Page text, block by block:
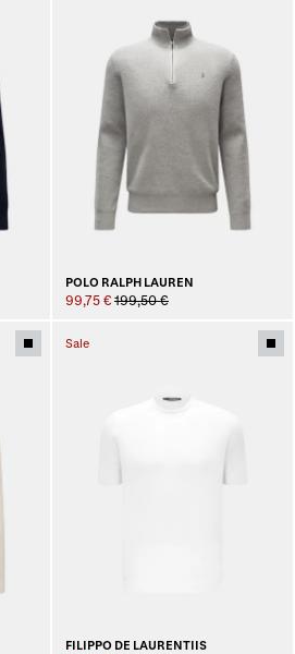
POLO RALPH LAUREN
99,75 € 199,50 €
Sale
FILIPPO DE LAURENTIIS